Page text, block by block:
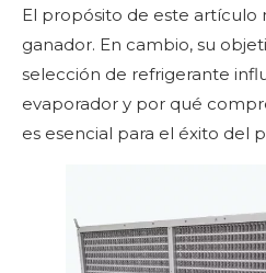
El propósito de este artículo
ganador. En cambio, su
selección de refrigerante
evaporador y por qué
es esencial para el éxito del